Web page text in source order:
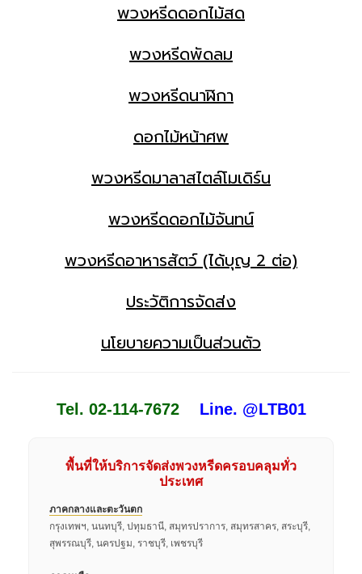
พวงหรีดดอกไม้สด
พวงหรีดพัดลม
พวงหรีดนาฬิกา
ดอกไม้หน้าศพ
พวงหรีดมาลาสไตล์โมเดิร์น
พวงหรีดดอกไม้จันทน์
พวงหรีดอาหารสัตว์ (ได้บุญ 2 ต่อ)
ประวัติการจัดส่ง
นโยบายความเป็นส่วนตัว
Tel. 02-114-7672 Line. @LTB01
พื้นที่ให้บริการจัดส่งพวงหรีดครอบคลุมทั่ว
ประเทศ
ภาคกลางและตะวันตก
กรุงเทพฯ, นนทบุรี, ปทุมธานี, สมุทรปราการ, สมุทรสาคร, สระบุรี,
สุพรรณบุรี, นครปฐม, ราชบุรี, เพชรบุรี